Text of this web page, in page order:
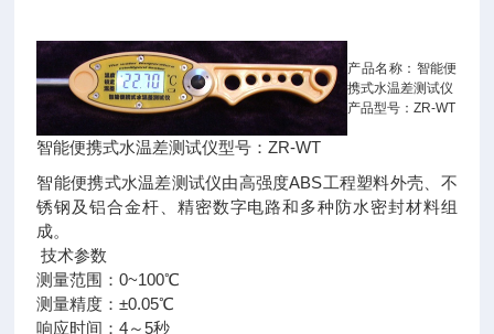
产品名称：智能便
携式水温差测试仪
产品型号：ZR-WT
智能便携式水温差测试仪型号：ZR-WT
智能便携式水温差测试仪由高强度ABS工程塑料外壳、不
锈钢及铝合金杆、精密数字电路和多种防水密封材料组
成。
技术参数
测量范围：0~100℃
测量精度：±0.05℃
响应时间：4～5秒